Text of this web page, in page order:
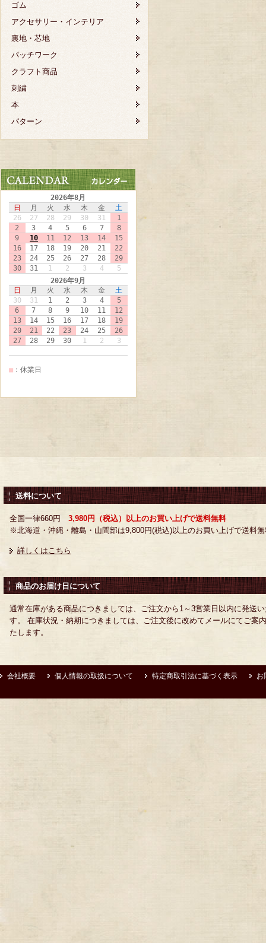
ゴム
アクセサリー・インテリア
裏地・芯地
パッチワーク
クラフト商品
刺繍
本
パターン
送料について
全国一律660円 3,980円（税込）以上のお買い上げで送料無料
※北海道・沖縄・離島・山間部は9,800円(税込)以上のお買い上げで送料
詳しくはこちら
商品のお届け日について
通常在庫がある商品につきましては、ご注文から1～3営業日以内に発送
す。 在庫状況・納期につきましては、ご注文後に改めてメールにてご案
たします。
会社概要 個人情報の取扱について 特定商取引法に基づく表示 お